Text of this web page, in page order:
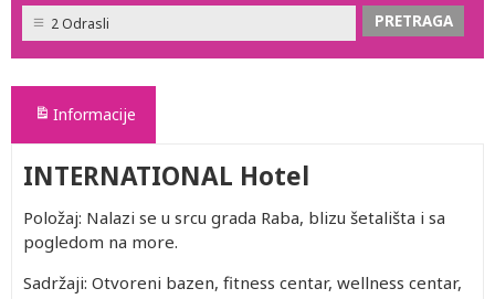
2 Odrasli
Informacije
INTERNATIONAL Hotel
Položaj: Nalazi se u srcu grada Raba, blizu šetališta i sa
pogledom na more.
Sadržaji: Otvoreni bazen, fitness centar, wellness centar,